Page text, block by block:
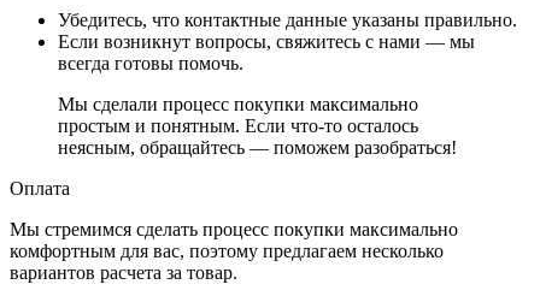
Убедитесь, что контактные данные указаны правильно.
Если возникнут вопросы, свяжитесь с нами — мы
всегда готовы помочь.
Мы сделали процесс покупки максимально
простым и понятным. Если что-то осталось
неясным, обращайтесь — поможем разобраться!
Оплата
Мы стремимся сделать процесс покупки максимально
комфортным для вас, поэтому предлагаем несколько
вариантов расчета за товар.